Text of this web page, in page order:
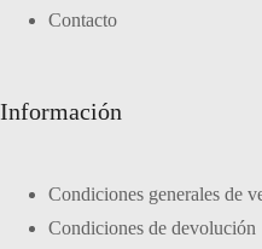
Contacto
Información
Condiciones generales de
Condiciones de devolución